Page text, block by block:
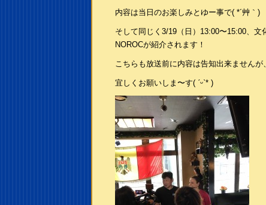
内容は当日のお楽しみとゆー事で( *´艸｀)
そして同じく3/19（日）13:00〜15:00、
NOROCが紹介されます！
こちらも放送前に内容は告知出来ません
宜しくお願いしま〜す( ˊᵕˋ* )